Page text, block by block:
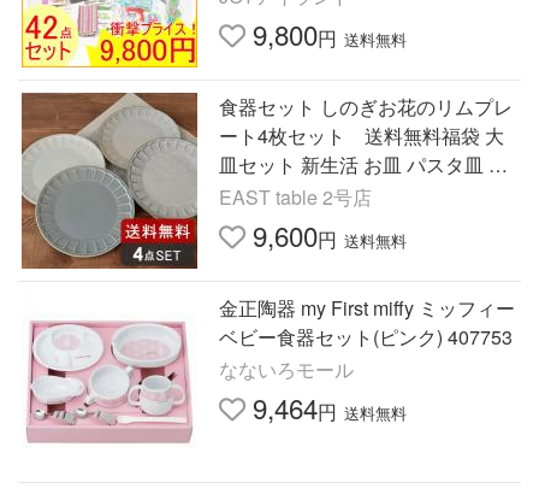
9,800円 送料無料
食器セット しのぎお花のリムプレ
ート4枚セット 送料無料福袋 大
皿セット 新生活 お皿 パスタ皿 和
皿 お皿 テーブルウェアイースト
爆買
EAST table 2号店
9,600円 送料無料
金正陶器 my First miffy ミッフィー
ベビー食器セット(ピンク) 407753
なないろモール
9,464円 送料無料